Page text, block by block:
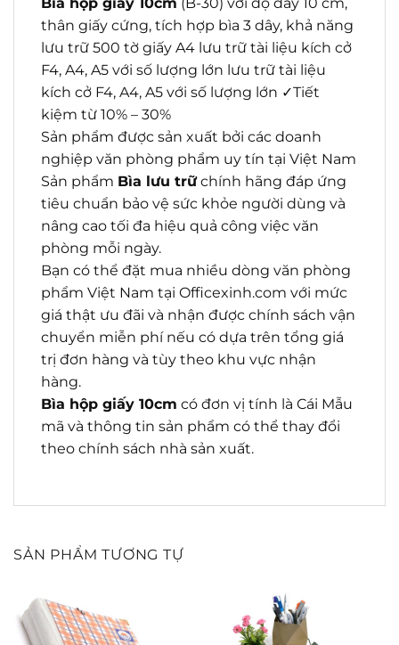
thân giấy cứng, tích hợp bìa 3 dây, khả năng
lưu trữ 500 tờ giấy A4 lưu trữ tài liệu kích cở
F4, A4, A5 với số lượng lớn lưu trữ tài liệu
kích cở F4, A4, A5 với số lượng lớn ✓Tiết
kiệm từ 10% – 30%
Sản phẩm được sản xuất bởi các doanh
nghiệp văn phòng phẩm uy tín tại Việt Nam
Sản phẩm Bìa lưu trữchính hãng đáp ứng
tiêu chuẩn bảo vệ sức khỏe người dùng và
nâng cao tối đa hiệu quả công việc văn
phòng mỗi ngày.
Bạn có thể đặt mua nhiều dòng văn phòng
phẩm Việt Nam tại Officexinh.com với mức
giá thật ưu đãi và nhận được chính sách vận
chuyển miễn phí nếu có dựa trên tổng giá
trị đơn hàng và tùy theo khu vực nhận
hàng.
Bìa hộp giấy 10cm có đơn vị tính là Cái Mẫu
mã và thông tin sản phẩm có thể thay đổi
theo chính sách nhà sản xuất.
SẢN PHẨM TƯƠNG TỰ